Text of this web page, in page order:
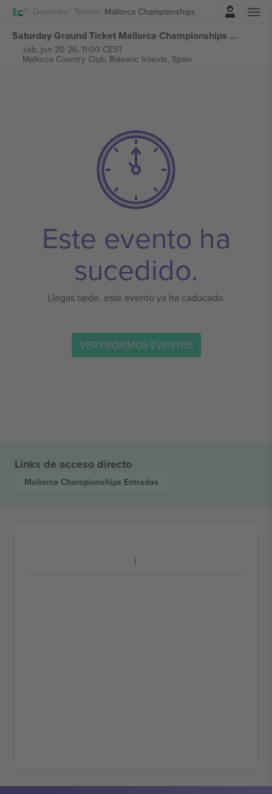
Deportes Tennis Mallorca Championships
Iniciar sesión
Saturday Ground Ticket Mallorca Championships 2026 entradas
sáb, jun 20 26, 11:00 CEST
Mallorca Country Club, Balearic Islands, Spain
Este evento ha
sucedido.
Llegas tarde, este evento ya ha caducado.
VER PRÓXIMOS EVENTOS
Links de acceso directo
Mallorca Championships Entradas